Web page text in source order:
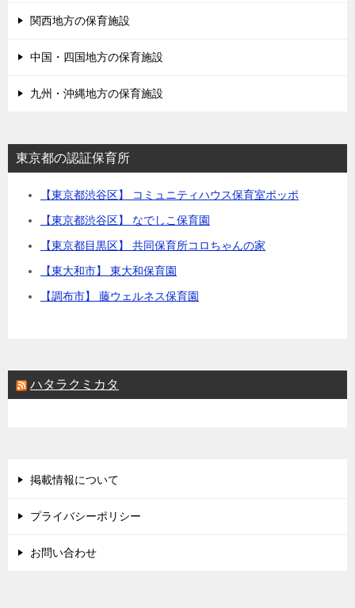
関西地方の保育施設
中国・四国地方の保育施設
九州・沖縄地方の保育施設
東京都の認証保育所
【東京都渋谷区】 コミュニティハウス保育室ポッポ
【東京都渋谷区】 なでしこ保育園
【東京都目黒区】 共同保育所コロちゃんの家
【東大和市】 東大和保育園
【調布市】 藤ウェルネス保育園
ハタラクミカタ
掲載情報について
プライバシーポリシー
お問い合わせ